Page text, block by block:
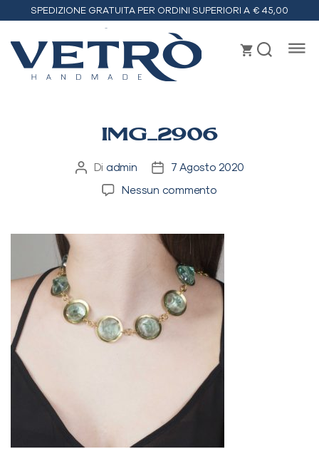
SPEDIZIONE GRATUITA PER ORDINI SUPERIORI A € 45,00
IMG_2906
Autore
articolo
Di admin
Data
dell'articolo
7 Agosto 2020
Nessun commentosu